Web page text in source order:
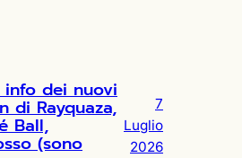
info dei nuovi
di Rayquaza,
Ball,
(sono
7
Luglio
2026